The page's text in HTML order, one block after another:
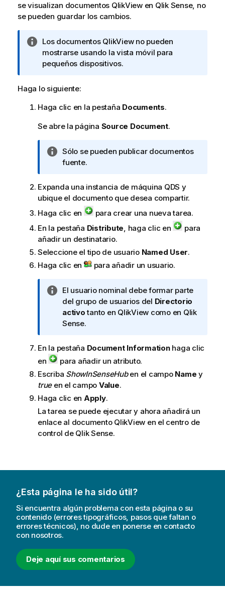
se visualizan documentos QlikViewen Qlik Sense, no
se pueden guardar los cambios.
N
o
t
i
f
r
v
a
Los documentos QlikViewno pueden
mostrarse usando la vista móvil para
pequeños dispositivos.
Haga lo siguiente:
Haga clic en la pestaña Documents.
Se abre la página Source Document.
N
o
a
f
o
r
m
a
v
a
Sólo se pueden publicar documentos
fuente.
Expanda una instancia de máquina QDS y
ubique el documento que desea compartir.
Haga clic en
para crear una nueva tarea.
En la pestaña Distribute , haga clic en
para
añadir un destinatario.
Seleccione el tipo de usuario Named User.
Haga clic en
para añadir un usuario.
N
o
t
a
n
r
m
a
t
i
v
El usuario nominal debe formar parte
del grupo de usuarios del Directorio
activotanto en QlikView como en Qlik
Sense.
En la pestaña Document Informationhaga clic
en
para añadir un atributo.
Escriba ShowInSenseHuben el campo Name y
trueen el campo Value.
Haga clic en Apply.
La tarea se puede ejecutar y ahora añadirá un
enlace al documento QlikView en el centro de
control de Qlik Sense.
¿Esta página le ha sido útil?
Si encuentra algún problema con esta página o su
contenido (errores tipográficos, pasos que faltan o
errores técnicos), no dude en ponerse en contacto
con nosotros.
Deje aquí sus comentarios